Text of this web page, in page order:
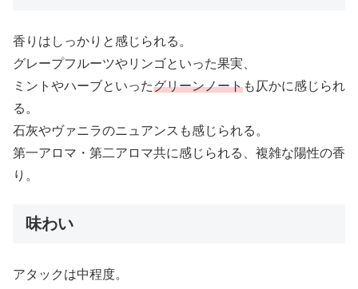
香りはしっかりと感じられる。
グレープフルーツやリンゴといった果実、
ミントやハーブといったグリーンノートも仄かに感じられ
る。
石灰やヴァニラのニュアンスも感じられる。
第一アロマ・第二アロマ共に感じられる、複雑な陽性の香
り。
味わい
アタックは中程度。